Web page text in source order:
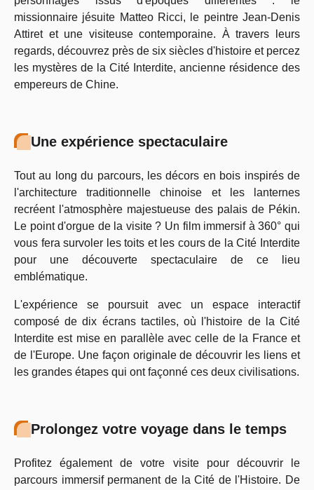
missionnaire jésuite Matteo Ricci, le peintre Jean-Denis
Attiret et une visiteuse contemporaine. À travers leurs
regards, découvrez près de six siècles d'histoire et percez
les mystères de la Cité Interdite, ancienne résidence des
empereurs de Chine.
Une expérience spectaculaire
Tout au long du parcours, les décors en bois inspirés de
l'architecture traditionnelle chinoise et les lanternes
recréent l'atmosphère majestueuse des palais de Pékin.
Le point d'orgue de la visite ? Un film immersif à 360° qui
vous fera survoler les toits et les cours de la Cité Interdite
pour une découverte spectaculaire de ce lieu
emblématique.
L'expérience se poursuit avec un espace interactif
composé de dix écrans tactiles, où l'histoire de la Cité
Interdite est mise en parallèle avec celle de la France et
de l'Europe. Une façon originale de découvrir les liens et
les grandes étapes qui ont façonné ces deux civilisations.
Prolongez votre voyage dans le temps
Profitez également de votre visite pour découvrir le
parcours immersif permanent de la Cité de l'Histoire. De